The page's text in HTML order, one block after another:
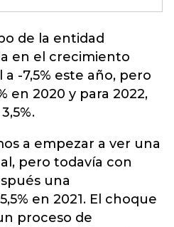
de la entidad
en el crecimiento
a -7,5% este año, pero
en 2020 y para 2022,
a empezar a ver una
pero todavía con
una
en 2021. El choque
proceso de